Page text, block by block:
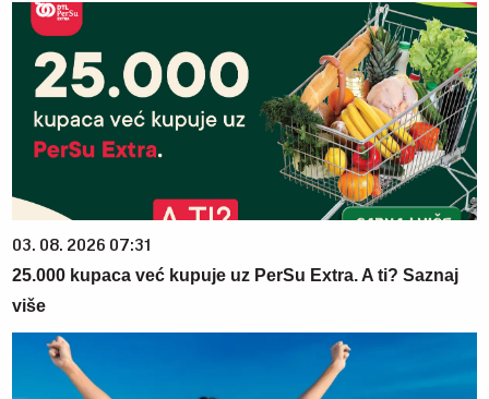
03. 08. 2026 07:31
25.000 kupaca već kupuje uz PerSu Extra. A ti? Saznaj
više